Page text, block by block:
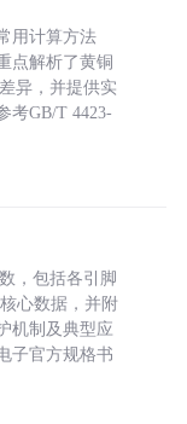
用计算方法
点解析了黄铜
异，并提供实
考GB/T 4423-
，包括各引脚
心数据，并附
机制及典型应
子官方规格书